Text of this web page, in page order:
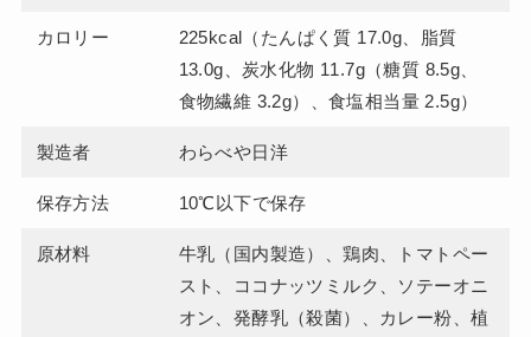
カロリー
225kcal（たんぱく質 17.0g、脂質
13.0g、炭水化物 11.7g（糖質 8.5g、
食物繊維 3.2g）、食塩相当量 2.5g）
製造者 わらべや日洋
保存方法 10℃以下で保存
原材料
牛乳（国内製造）、鶏肉、トマトペー
スト、ココナッツミルク、ソテーオニ
オン、発酵乳（殺菌）、カレー粉、植